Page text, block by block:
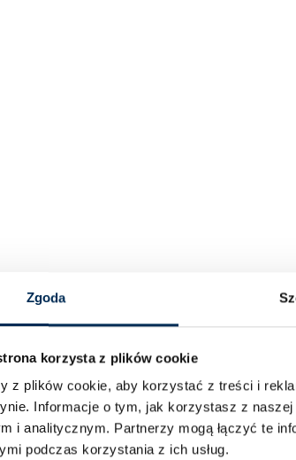
Zgoda
korzysta z plików cookie
z plików cookie, aby korzystać z treści i
Informacje o tym, jak korzystasz z
i analitycznym. Partnerzy mogą łączyć te
podczas korzystania z ich usług.